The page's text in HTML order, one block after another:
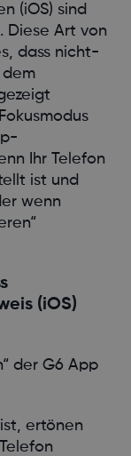
(iOS) sind
Diese Art von
dass nicht-
Ihr Telefon
ist und
wenn
(iOS)
der G6 App
ertönen